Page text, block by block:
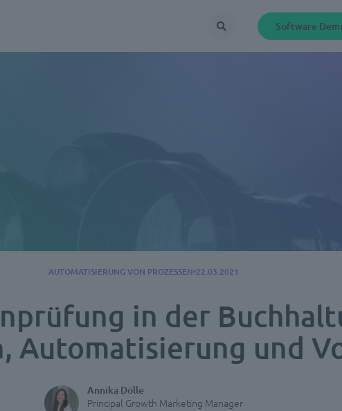
Suche Software
in der
Automatisierung und
AUTOMATISIERUNG VON PROZESSEN 22.03.2021
Annika Dölle
Principal Growth Marketing Manager